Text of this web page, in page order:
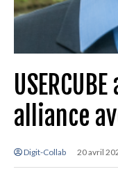
alliance
Digit-Collab 20 avril